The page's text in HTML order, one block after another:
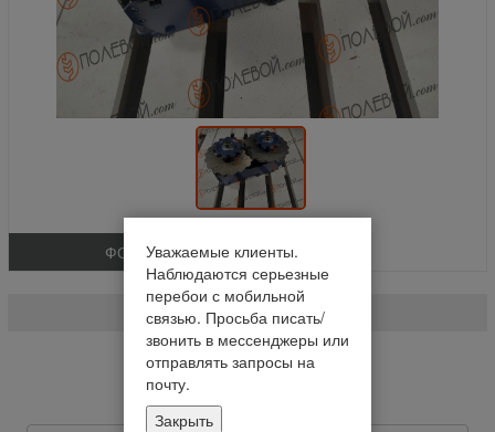
ФОТО
Коробка приводная ПЗС** (шт.)
ПЗС 02.000В
На складе
Отправим завтра до 14:00
44 073,85 руб
Уважаемые клиенты.
Наблюдаются серьезные
перебои с мобильной
связью. Просьба писать/
звонить в мессенджеры или
отправлять запросы на
почту.
Закрыть